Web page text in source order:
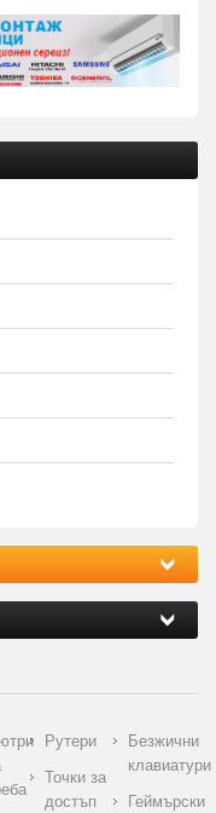
Рутери
Точки за
достъп
Безжични
клавиатури
Геймърски